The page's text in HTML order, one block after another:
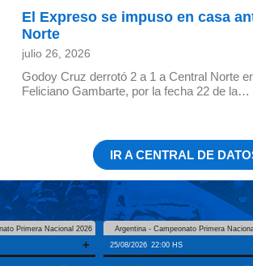
El Expreso se impuso en casa
Norte
julio 26, 2026
Godoy Cruz derrotó 2 a 1 a Central Norte
Feliciano Gambarte, por la fecha 22 de la…
IR A CENTRAL DE